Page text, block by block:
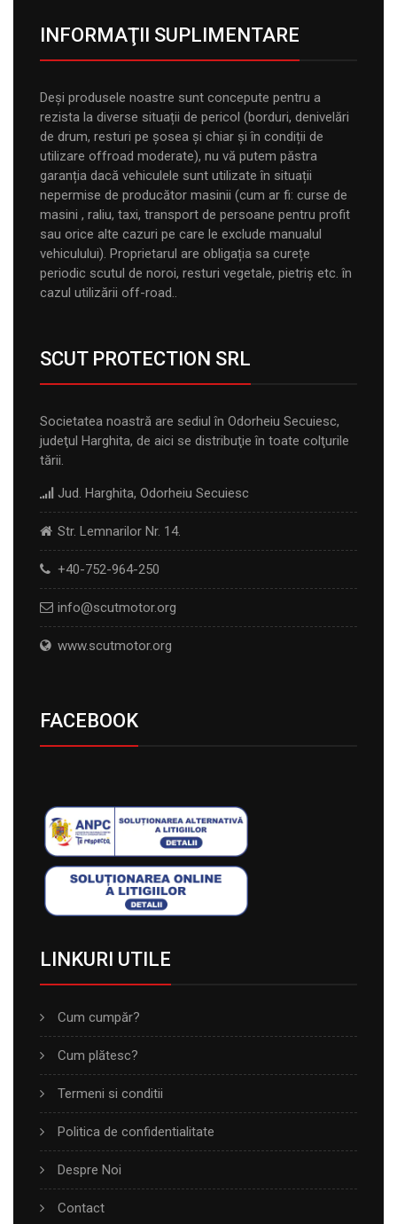
INFORMAŢII SUPLIMENTARE
Deși produsele noastre sunt concepute pentru a
rezista la diverse situații de pericol (borduri, denivelări
de drum, resturi pe șosea și chiar și în condiții de
utilizare offroad moderate), nu vă putem păstra
garanția dacă vehiculele sunt utilizate în situații
nepermise de producător masinii (cum ar fi: curse de
masini , raliu, taxi, transport de persoane pentru profit
sau orice alte cazuri pe care le exclude manualul
vehiculului). Proprietarul are obligația sa curețe
periodic scutul de noroi, resturi vegetale, pietriș etc. în
cazul utilizării off-road..
SCUT PROTECTION SRL
Societatea noastră are sediul în Odorheiu Secuiesc,
judeţul Harghita, de aici se distribuţie în toate colţurile
tării.
Jud. Harghita, Odorheiu Secuiesc
Str. Lemnarilor Nr. 14.
+40-752-964-250
info@scutmotor.org
www.scutmotor.org
FACEBOOK
LINKURI UTILE
Cum cumpăr?
Cum plătesc?
Termeni si conditii
Politica de confidentialitate
Despre Noi
Contact